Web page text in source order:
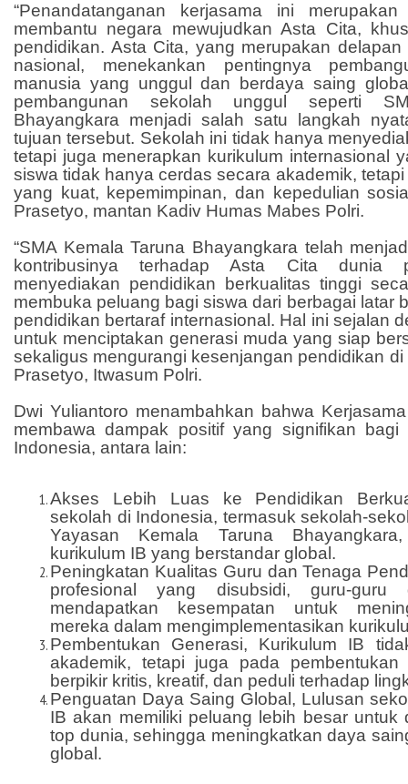
“Penandatanganan kerjasama ini
membantu negara mewujudkan Asta Cita,
pendidikan. Asta Cita, yang merupakan
nasional, menekankan pentingnya
manusia yang unggul dan berdaya saing
pembangunan sekolah unggul seperti
Bhayangkara menjadi salah satu langkah
tujuan tersebut. Sekolah ini tidak hanya
tetapi juga menerapkan kurikulum internasional
siswa tidak hanya cerdas secara akademik,
yang kuat, kepemimpinan, dan kepedulian
Prasetyo, mantan Kadiv Humas Mabes Polri.
“SMA Kemala Taruna Bhayangkara telah
kontribusinya terhadap Asta Cita dunia
menyediakan pendidikan berkualitas tinggi
membuka peluang bagi siswa dari berbagai latar
pendidikan bertaraf internasional. Hal ini sejalan
untuk menciptakan generasi muda yang siap
sekaligus mengurangi kesenjangan pendidikan di
Prasetyo, Itwasum Polri.
Dwi Yuliantoro menambahkan bahwa
membawa dampak positif yang signifikan
Indonesia, antara lain:
Akses Lebih Luas ke Pendidikan
sekolah di Indonesia, termasuk sekolah-
Yayasan Kemala Taruna
kurikulum IB yang berstandar global.
Peningkatan Kualitas Guru dan Tenaga
profesional yang disubsidi, guru-
mendapatkan kesempatan untuk
mereka dalam mengimplementasikan
Pembentukan Generasi, Kurikulum IB
akademik, tetapi juga pada
berpikir kritis, kreatif, dan peduli terhadap
Penguatan Daya Saing Global, Lulusan
IB akan memiliki peluang lebih besar untuk
top dunia, sehingga meningkatkan daya
global.